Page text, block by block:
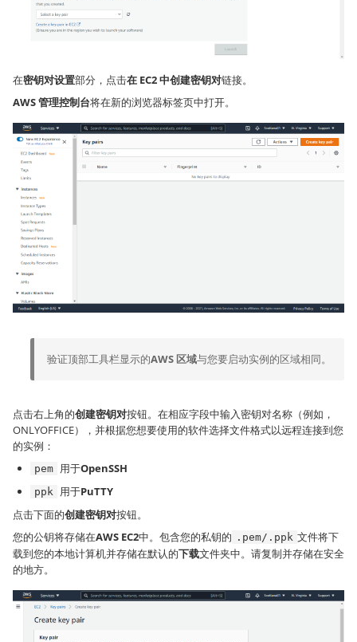
在密钥对设置部分，点击在 EC2 中创建密钥对链接。
AWS 管理控制台将在新的浏览器标签页中打开。
验证顶部工具栏显示的AWS 区域与您要启动实例的区域相同。
点击右上角的创建密钥对按钮。在相应字段中输入密钥对名称（例如，
ONLYOFFICE），并根据您想要使用的软件选择文件格式以远程连接到您
的实例：
pem 用于OpenSSH
ppk 用于PuTTY
点击下面的创建密钥对按钮。
您的公钥将存储在AWS EC2中。包含您的私钥的 .pem/.ppk 文件将下
载到您的本地计算机并存储在默认的下载文件夹中。请复制并存储在安全
的地方。